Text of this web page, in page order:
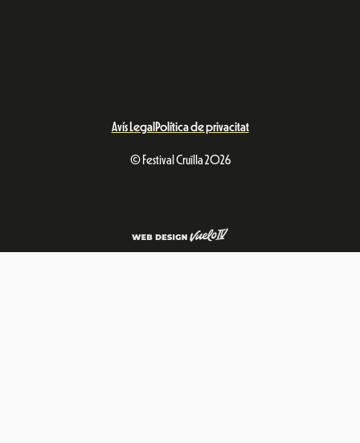
Avís Legal Política de privacitat
© Festival Cruïlla 2026